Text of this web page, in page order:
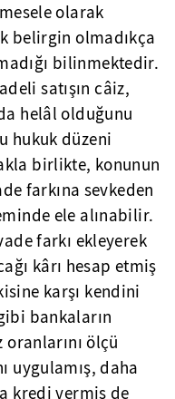
olarak
belirgin olmadıkça
bilinmektedir.
satışın câiz,
helâl olduğunu
hukuk düzeni
birlikte, konunun
farkına sevkeden
ele alınabilir.
farkı ekleyerek
kârı hesap etmiş
karşı kendini
bankaların
ölçü
uygulamış, daha
kredi vermiş de